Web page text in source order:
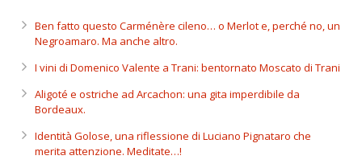
Ben fatto questo Carménère cileno… o Merlot e, perché no, un
Negroamaro. Ma anche altro.
I vini di Domenico Valente a Trani: bentornato Moscato di Trani
Aligoté e ostriche ad Arcachon: una gita imperdibile da
Bordeaux.
Identità Golose, una riflessione di Luciano Pignataro che
merita attenzione. Meditate…!